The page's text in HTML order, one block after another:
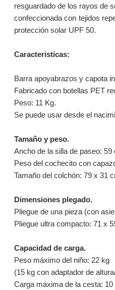
resguardado de los rayos de
confeccionada con tejidos
protección solar UPF 50.
Caracteristicas:
Barra apoyabrazos y capota
Fabricado con botellas PET
Peso: 11 Kg.
Se puede usar desde el
Tamaño y peso.
Ancho de la silla de paseo: 59
Peso del cochecito con
Tamaño del colchón: 79 x 31
Dimensiones plegado.
Pliegue de una pieza (con
Pliegue ultra compacto: 71 x
Capacidad de carga.
Peso máximo del niño: 22 kg
(15 kg con adaptador de
Carga máxima de la cesta: 10